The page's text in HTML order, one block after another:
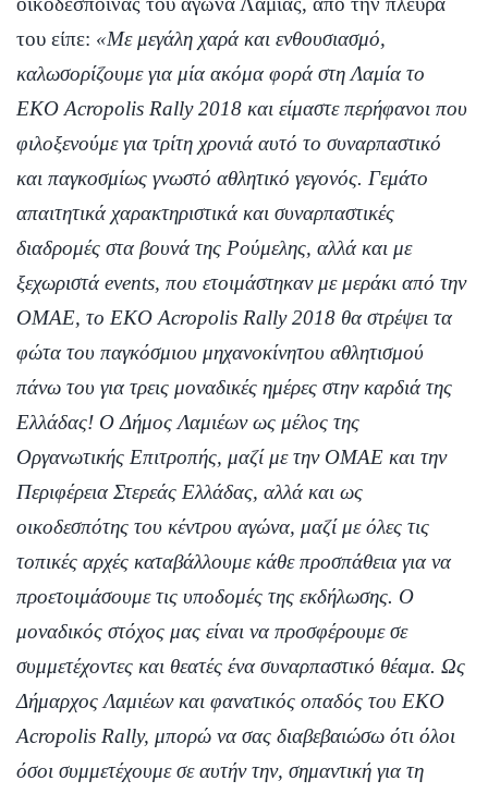
του είπε: «Με μεγάλη χαρά και ενθουσιασμό,
καλωσορίζουμε για μία ακόμα φορά στη Λαμία το
EKO Acropolis Rally 2018 και είμαστε περήφανοι που
φιλοξενούμε για τρίτη χρονιά αυτό το συναρπαστικό
και παγκοσμίως γνωστό αθλητικό γεγονός. Γεμάτο
απαιτητικά χαρακτηριστικά και συναρπαστικές
διαδρομές στα βουνά της Ρούμελης, αλλά και με
ξεχωριστά events, που ετοιμάστηκαν με μεράκι από την
ΟΜΑΕ, το EKO Acropolis Rally 2018 θα στρέψει τα
φώτα του παγκόσμιου μηχανοκίνητου αθλητισμού
πάνω του για τρεις μοναδικές ημέρες στην καρδιά της
Ελλάδας! Ο Δήμος Λαμιέων ως μέλος της
Οργανωτικής Επιτροπής, μαζί με την ΟΜΑΕ και την
Περιφέρεια Στερεάς Ελλάδας, αλλά και ως
οικοδεσπότης του κέντρου αγώνα, μαζί με όλες τις
τοπικές αρχές καταβάλλουμε κάθε προσπάθεια για να
προετοιμάσουμε τις υποδομές της εκδήλωσης. Ο
μοναδικός στόχος μας είναι να προσφέρουμε σε
συμμετέχοντες και θεατές ένα συναρπαστικό θέαμα. Ως
Δήμαρχος Λαμιέων και φανατικός οπαδός του EKO
Acropolis Rally, μπορώ να σας διαβεβαιώσω ότι όλοι
όσοι συμμετέχουμε σε αυτήν την, σημαντική για τη